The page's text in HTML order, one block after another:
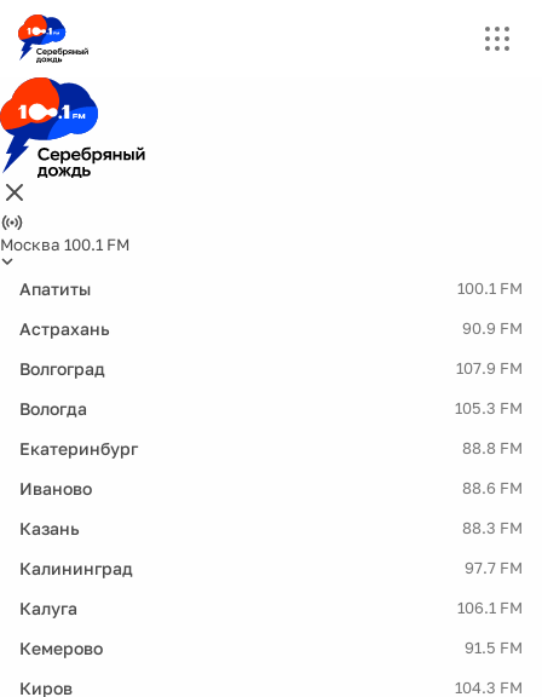
Москва 100.1 FM
Апатиты 100.1 FM
Астрахань 90.9 FM
Волгоград 107.9 FM
Вологда 105.3 FM
Екатеринбург 88.8 FM
Иваново 88.6 FM
Казань 88.3 FM
Калининград 97.7 FM
Калуга 106.1 FM
Кемерово 91.5 FM
Киров 104.3 FM